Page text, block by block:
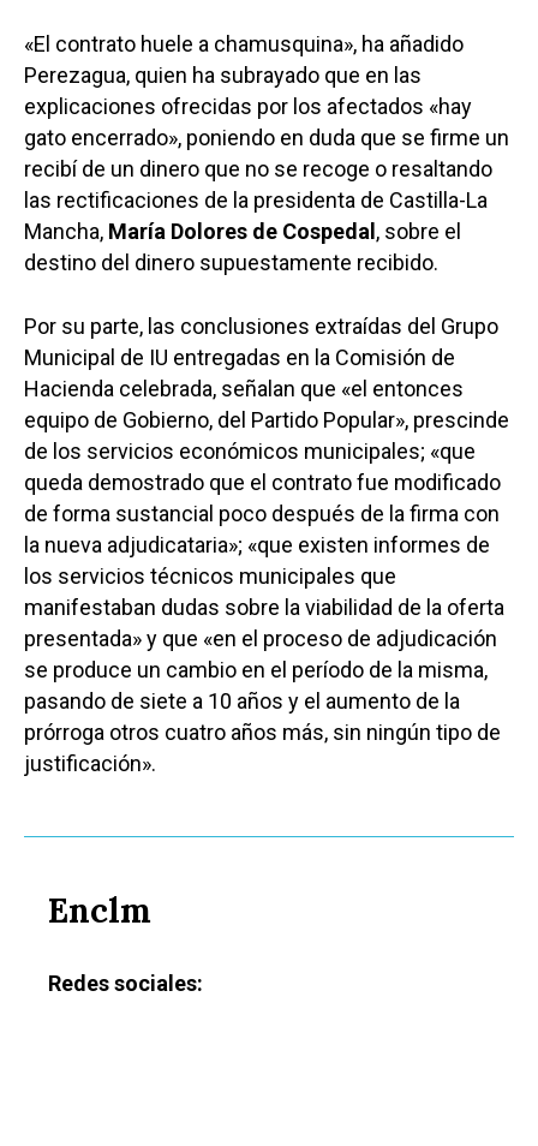
«El contrato huele a chamusquina», ha añadido
Perezagua, quien ha subrayado que en las
explicaciones ofrecidas por los afectados «hay
gato encerrado», poniendo en duda que se firme un
recibí de un dinero que no se recoge o resaltando
las rectificaciones de la presidenta de Castilla-La
Mancha, María Dolores de Cospedal , sobre el
destino del dinero supuestamente recibido.
Por su parte, las conclusiones extraídas del Grupo
Municipal de IU entregadas en la Comisión de
Hacienda celebrada, señalan que «el entonces
equipo de Gobierno, del Partido Popular», prescinde
de los servicios económicos municipales; «que
queda demostrado que el contrato fue modificado
de forma sustancial poco después de la firma con
la nueva adjudicataria»; «que existen informes de
los servicios técnicos municipales que
manifestaban dudas sobre la viabilidad de la oferta
presentada» y que «en el proceso de adjudicación
se produce un cambio en el período de la misma,
pasando de siete a 10 años y el aumento de la
prórroga otros cuatro años más, sin ningún tipo de
justificación».
Enclm
Redes sociales: